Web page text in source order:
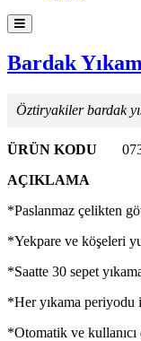
Bardak
Öztiryakiler bardak
ÜRÜN KODU
AÇIKLAMA
*Paslanmaz çelikten
*Yekpare ve köşeleri
*Saatte 30 sepet
*Her yıkama
*Otomatik ve